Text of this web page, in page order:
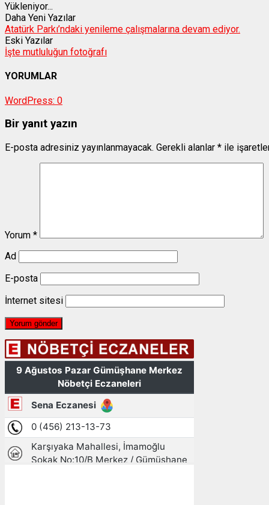
Yükleniyor...
Daha Yeni Yazılar
Atatürk Parkı’ndaki yenileme çalışmalarına devam ediyor.
Eski Yazılar
İşte mutluluğun fotoğrafı
YORUMLAR
WordPress: 0
Bir yanıt yazın
E-posta adresiniz yayınlanmayacak. Gerekli alanlar * ile
Yorum *
Ad
E-posta
İnternet sitesi